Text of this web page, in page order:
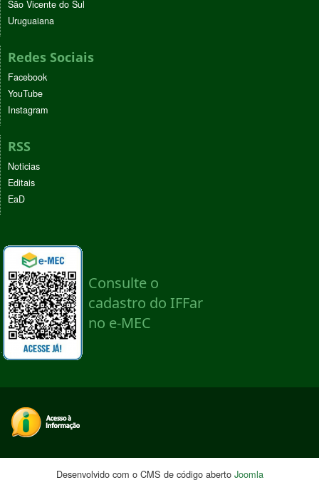
São Vicente do Sul
Uruguaiana
Redes Sociais
Facebook
YouTube
Instagram
RSS
Noticias
Editais
EaD
Desenvolvido com o CMS de código aberto Joomla